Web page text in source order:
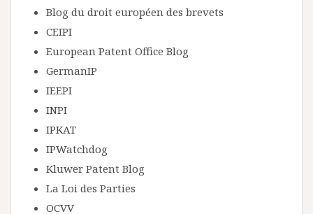
Blog du droit européen des brevets
CEIPI
European Patent Office Blog
GermanIP
IEEPI
INPI
IPKAT
IPWatchdog
Kluwer Patent Blog
La Loi des Parties
OCVV